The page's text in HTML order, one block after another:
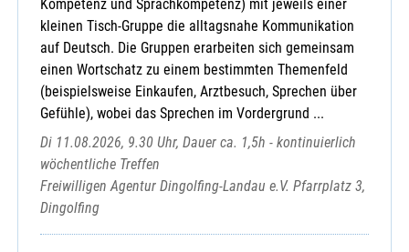
Kompetenz und Sprachkompetenz) mit jeweils einer
kleinen Tisch-Gruppe die alltagsnahe Kommunikation
auf Deutsch. Die Gruppen erarbeiten sich gemeinsam
einen Wortschatz zu einem bestimmten Themenfeld
(beispielsweise Einkaufen, Arztbesuch, Sprechen über
Gefühle), wobei das Sprechen im Vordergrund ...
Di 11.08.2026, 9.30 Uhr, Dauer ca. 1,5h - kontinuierlich
wöchentliche Treffen
Freiwilligen Agentur Dingolfing-Landau e.V. Pfarrplatz 3,
Dingolfing